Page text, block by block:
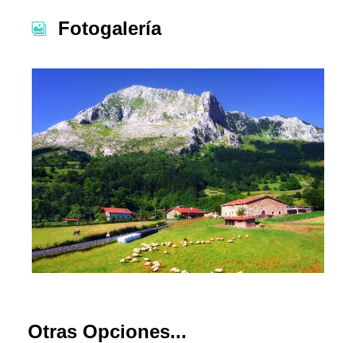
Fotogalería
Otras Opciones...